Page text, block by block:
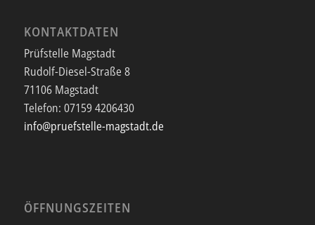
KONTAKTDATEN
Prüfstelle Magstadt
Rudolf-Diesel-Straße 8
71106 Magstadt
Telefon: 07159 4206430
info@pruefstelle-magstadt.de
ÖFFNUNGSZEITEN